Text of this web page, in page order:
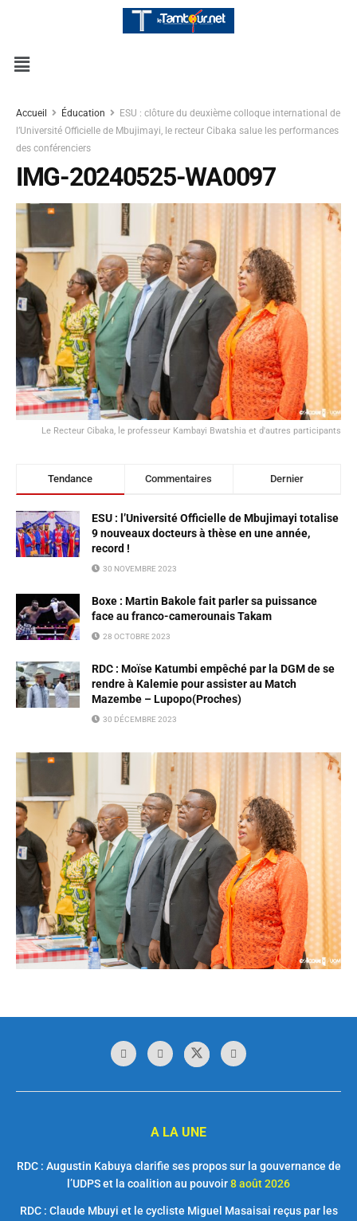
Accueil Éducation
ESU : clôture du deuxième colloque international de
l’Université Officielle de Mbujimayi, le recteur Cibaka salue les performances
des conférenciers
IMG-20240525-WA0097
Le Recteur Cibaka, le professeur Kambayi Bwatshia et d'autres participants
Tendance Commentaires Dernier
ESU : l’Université Officielle de Mbujimayi totalise
9 nouveaux docteurs à thèse en une année,
record !
30 NOVEMBRE 2023
Boxe : Martin Bakole fait parler sa puissance
face au franco-camerounais Takam
28 OCTOBRE 2023
RDC : Moïse Katumbi empêché par la DGM de se
rendre à Kalemie pour assister au Match
Mazembe – Lupopo(Proches)
30 DÉCEMBRE 2023
A LA UNE
RDC : Augustin Kabuya clarifie ses propos sur la gouvernance de
l’UDPS et la coalition au pouvoir8 août 2026
RDC : Claude Mbuyi et le cycliste Miguel Masaisai reçus par les